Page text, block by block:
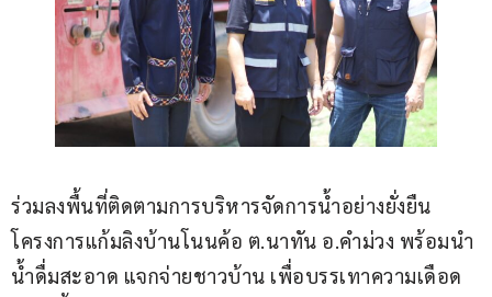
ร่วมลงพื้นที่ติดตามการบริหารจัดการน้ำอย่างยั่งยืน
โครงการแก้มลิงบ้านโนนค้อ ต.นาทัน อ.คำม่วง พร้อมนำ
น้ำดื่มสะอาด แจกจ่ายชาวบ้าน เพื่อบรรเทาความเดือด